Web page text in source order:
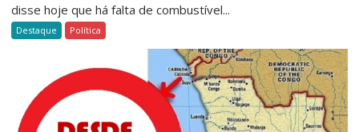
disse hoje que há falta de combustível...
Destaque Política